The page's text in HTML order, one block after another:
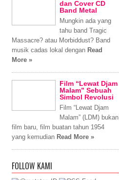
dan Cover CD
Band Metal
Mungkin ada yang
tahu band Tragic
Massacre? atau Morbiddust? Band
musik cadas lokal dengan Read
More »
Film “Lewat Djam
Malam” Sebuah
Simbol Revolusi
Film “Lewat Djam
Malam” (LDM) bukan
film baru, film buatan tahun 1954
yang kemudian Read More »
FOLLOW KAMI